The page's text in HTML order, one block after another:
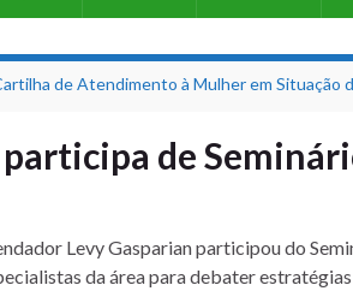
de Atendimento à Mulher em Situação
de
Levy Gasparian participou do
da área para debater